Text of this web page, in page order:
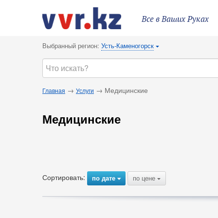
Все в Ваших Руках
Выбранный регион: Усть-Каменогорск {
Главная → Услуги → Медицинские
Медицинские
Сортировать: по дате{ по цене {